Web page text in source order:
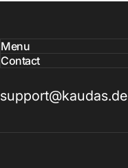
Menu
Contact
support@kaudas.de